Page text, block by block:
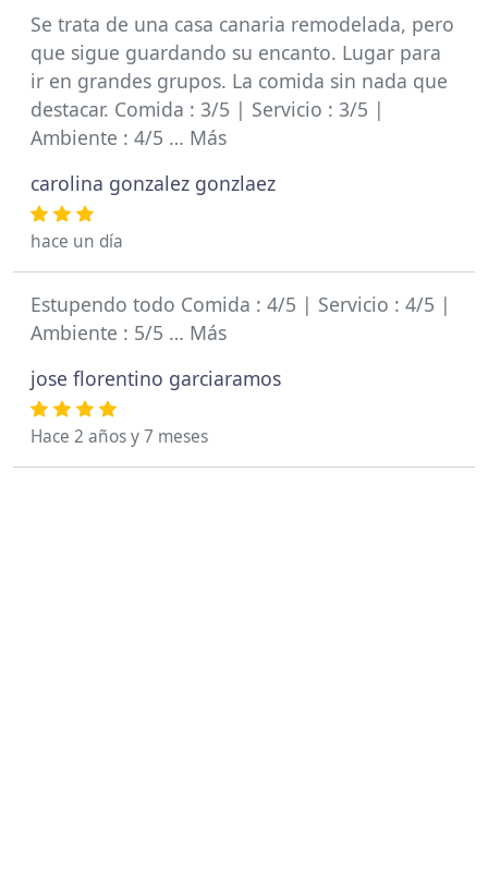
Se trata de una casa canaria remodelada, pero
que sigue guardando su encanto. Lugar para
ir en grandes grupos. La comida sin nada que
destacar. Comida : 3/5 | Servicio : 3/5 |
Ambiente : 4/5 … Más
carolina gonzalez gonzlaez
hace un día
Estupendo todo Comida : 4/5 | Servicio : 4/5 |
Ambiente : 5/5 … Más
jose florentino garciaramos
Hace 2 años y 7 meses